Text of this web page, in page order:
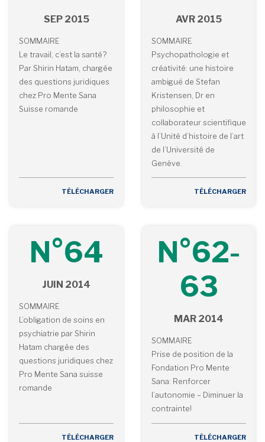
SEP 2015
SOMMAIRE
Le travail, c’est la santé?
Par Shirin Hatam, chargée
des questions juridiques
chez Pro Mente Sana
Suisse romande
TÉLÉCHARGER
AVR 2015
SOMMAIRE
Psychopathologie et
créativité: une histoire
ambiguë de Stefan
Kristensen, Dr en
philosophie et
collaborateur scientifique
à l’Unité d’histoire de l’art
de l’Université de
Genève.
TÉLÉCHARGER
N°64
JUIN 2014
SOMMAIRE
L’obligation de soins en
psychiatrie par Shirin
Hatam chargée des
questions juridiques chez
Pro Mente Sana suisse
romande
TÉLÉCHARGER
N°62-
63
MAR 2014
SOMMAIRE
Prise de position de la
Fondation Pro Mente
Sana: Renforcer
l’autonomie – Diminuer la
contrainte!
TÉLÉCHARGER